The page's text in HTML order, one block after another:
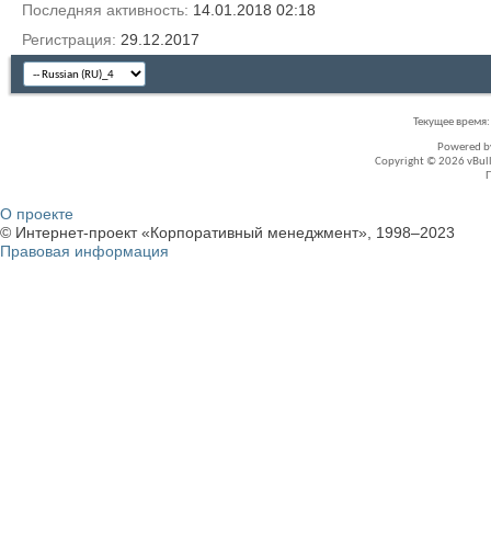
Последняя активность 14.01.2018 02:18
Регистрация 29.12.2017
Текущее время:
Powered
Copyright © 2026
О проекте
© Интернет-проект «Корпоративный менеджмент», 1998–2023
Правовая информация